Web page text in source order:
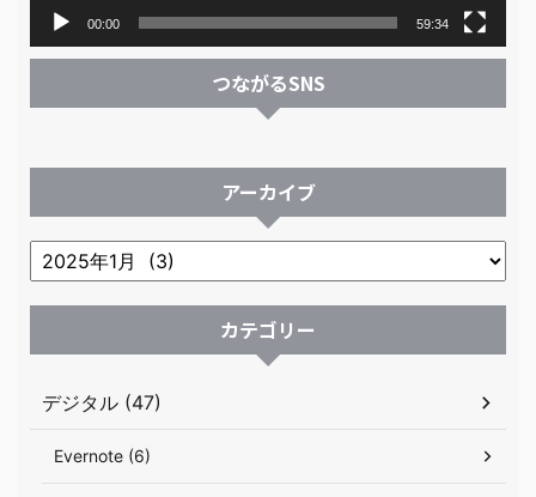
00:00 59:34
つながるSNS
アーカイブ
カテゴリー
デジタル (47)
Evernote (6)